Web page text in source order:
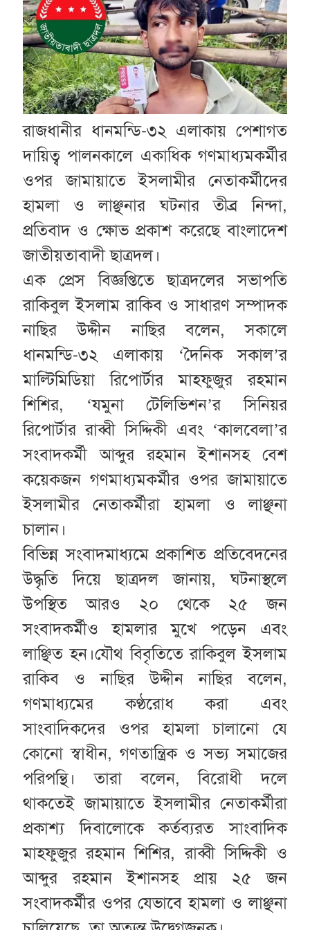
রাজধানীর ধানমন্ডি-৩২ এলাকায় পেশাগত
দায়িত্ব পালনকালে একাধিক গণমাধ্যমকর্মীর
ওপর জামায়াতে ইসলামীর নেতাকর্মীদের
হামলা ও লাঞ্ছনার ঘটনার তীব্র নিন্দা,
প্রতিবাদ ও ক্ষোভ প্রকাশ করেছে বাংলাদেশ
জাতীয়তাবাদী ছাত্রদল।
এক প্রেস বিজ্ঞপ্তিতে ছাত্রদলের সভাপতি
রাকিবুল ইসলাম রাকিব ও সাধারণ সম্পাদক
নাছির উদ্দীন নাছির বলেন, সকালে
ধানমন্ডি-৩২ এলাকায় ‘দৈনিক সকাল’র
মাল্টিমিডিয়া রিপোর্টার মাহফুজুর রহমান
শিশির, ‘যমুনা টেলিভিশন’র সিনিয়র
রিপোর্টার রাব্বী সিদ্দিকী এবং ‘কালবেলা’র
সংবাদকর্মী আব্দুর রহমান ইশানসহ বেশ
কয়েকজন গণমাধ্যমকর্মীর ওপর জামায়াতে
ইসলামীর নেতাকর্মীরা হামলা ও লাঞ্ছনা
চালান।
বিভিন্ন সংবাদমাধ্যমে প্রকাশিত প্রতিবেদনের
উদ্ধৃতি দিয়ে ছাত্রদল জানায়, ঘটনাস্থলে
উপস্থিত আরও ২০ থেকে ২৫ জন
সংবাদকর্মীও হামলার মুখে পড়েন এবং
লাঞ্ছিত হন।যৌথ বিবৃতিতে রাকিবুল ইসলাম
রাকিব ও নাছির উদ্দীন নাছির বলেন,
গণমাধ্যমের কণ্ঠরোধ করা এবং
সাংবাদিকদের ওপর হামলা চালানো যে
কোনো স্বাধীন, গণতান্ত্রিক ও সভ্য সমাজের
পরিপন্থি। তারা বলেন, বিরোধী দলে
থাকতেই জামায়াতে ইসলামীর নেতাকর্মীরা
প্রকাশ্য দিবালোকে কর্তব্যরত সাংবাদিক
মাহফুজুর রহমান শিশির, রাব্বী সিদ্দিকী ও
আব্দুর রহমান ইশানসহ প্রায় ২৫ জন
সংবাদকর্মীর ওপর যেভাবে হামলা ও লাঞ্ছনা